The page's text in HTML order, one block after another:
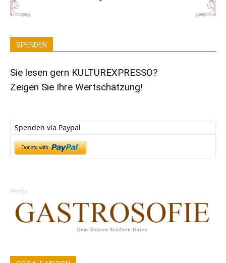
SPENDEN
Sie lesen gern KULTUREXPRESSO?
Zeigen Sie Ihre Wertschätzung!
Spenden via Paypal
Anzeige